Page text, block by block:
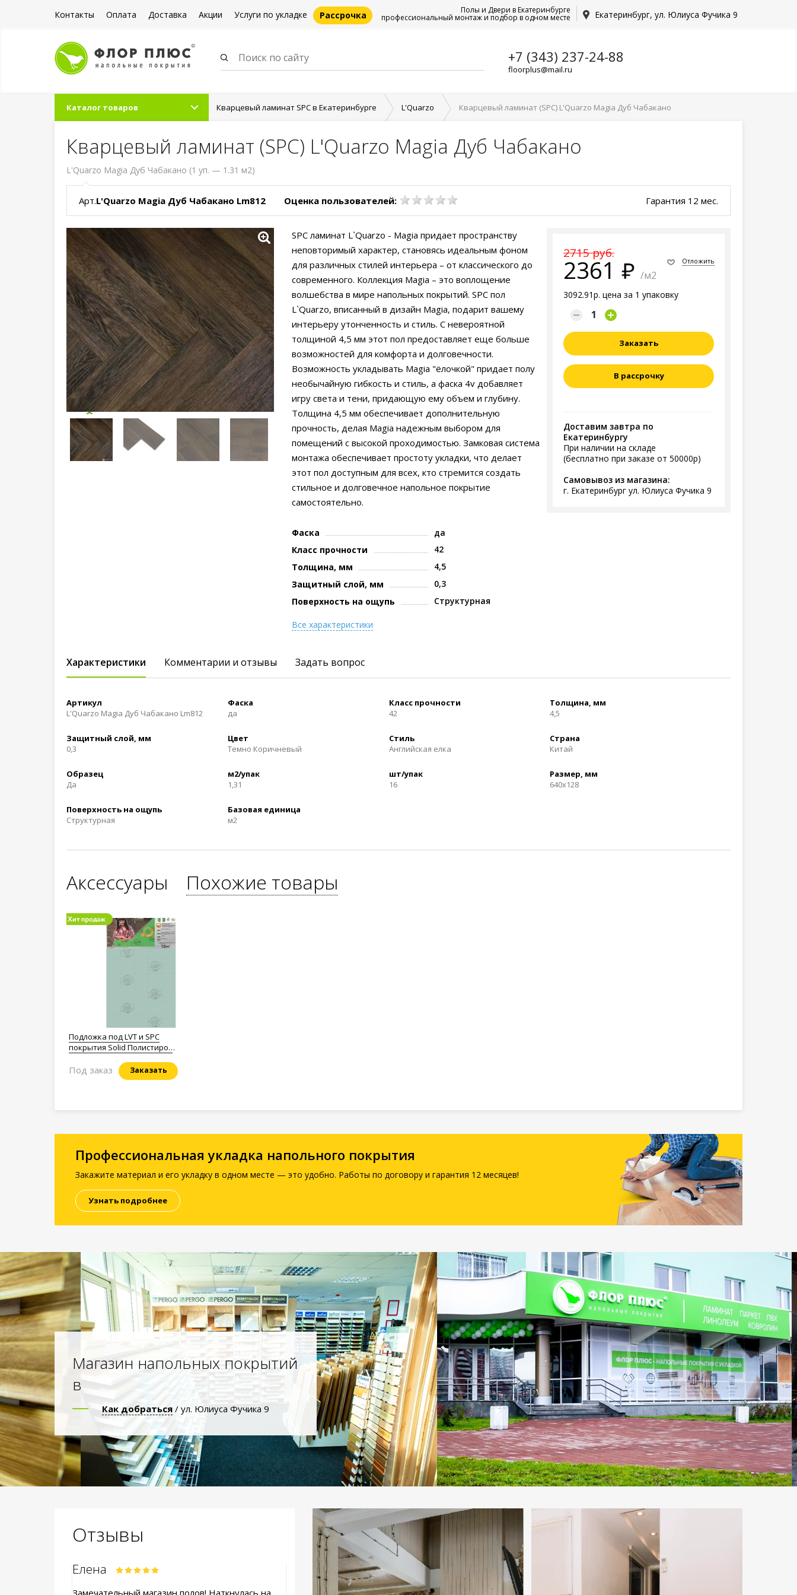
Контакты Оплата Доставка Акции Услуги по укладке Рассрочка Екатеринбург, ул. Юлиуса Фучика 9
Полы и Двери в Екатеринбурге
профессиональный монтаж и подбор в одном месте
+7 (343) 237-24-88
floorplus@mail.ru
Каталог товаров Кварцевый ламинат SPC в Екатеринбурге L'Quarzo Кварцевый ламинат (SPC) L'Quarzo Magia Дуб Чабакано
Кварцевый ламинат (SPC) L'Quarzo Magia Дуб Чабакано
L'Quarzo Magia Дуб Чабакано (1 уп. — 1.31 м2)
Арт.L'Quarzo Magia Дуб Чабакано Lm812 Оценка пользователей: Гарантия 12 мес.
2715 руб.
2361 /м2
3092.91р. цена за 1 упаковку
Отложить
Заказать
В рассрочку
Доставим завтра по
Екатеринбургу
При наличии на складе
(бесплатно при заказе от 50000р)
Самовывоз из магазина:
г. Екатеринбург ул. Юлиуса Фучика 9
SPC ламинат L`Quarzo - Magia придает пространству
неповторимый характер, становясь идеальным фоном
для различных стилей интерьера – от классического до
современного. Коллекция Magia – это воплощение
волшебства в мире напольных покрытий. SPC пол
L`Quarzo, вписанный в дизайн Magia, подарит вашему
интерьеру утонченность и стиль. С невероятной
толщиной 4,5 мм этот пол предоставляет еще больше
возможностей для комфорта и долговечности.
Возможность укладывать Magia "ёлочкой" придает полу
необычайную гибкость и стиль, а фаска 4v добавляет
игру света и тени, придающую ему объем и глубину.
Толщина 4,5 мм обеспечивает дополнительную
прочность, делая Magia надежным выбором для
помещений с высокой проходимостью. Замковая система
монтажа обеспечивает простоту укладки, что делает
этот пол доступным для всех, кто стремится создать
стильное и долговечное напольное покрытие
самостоятельно.
Фаска
да
Класс прочности
42
Толщина, мм
4,5
Защитный слой, мм
0,3
Поверхность на ощупь
Структурная
Все характеристики
Характеристики Комментарии и отзывы Задать вопрос
Артикул
L'Quarzo Magia Дуб Чабакано Lm812
Фаска
да
Класс прочности
42
Толщина, мм
4,5
Защитный слой, мм
0,3
Цвет
Темно Коричневый
Стиль
Английская елка
Страна
Китай
Образец
Да
м2/упак
1,31
шт/упак
16
Размер, мм
640x128
Поверхность на ощупь
Структурная
Базовая единица
м2
Аксессуары Похожие товары
Подложка под LVT и SPC
покрытия Solid Полистирол
Заказать
Под заказ
Профессиональная укладка напольного покрытия
Закажите материал и его укладку в одном месте — это удобно. Работы по договору и гарантия 12 месяцев!
Узнать подробнее
Магазин напольных покрытий
в
Как добраться / ул. Юлиуса Фучика 9
Отзывы
Елена
Замечательный магазин полов! Наткнулась на..